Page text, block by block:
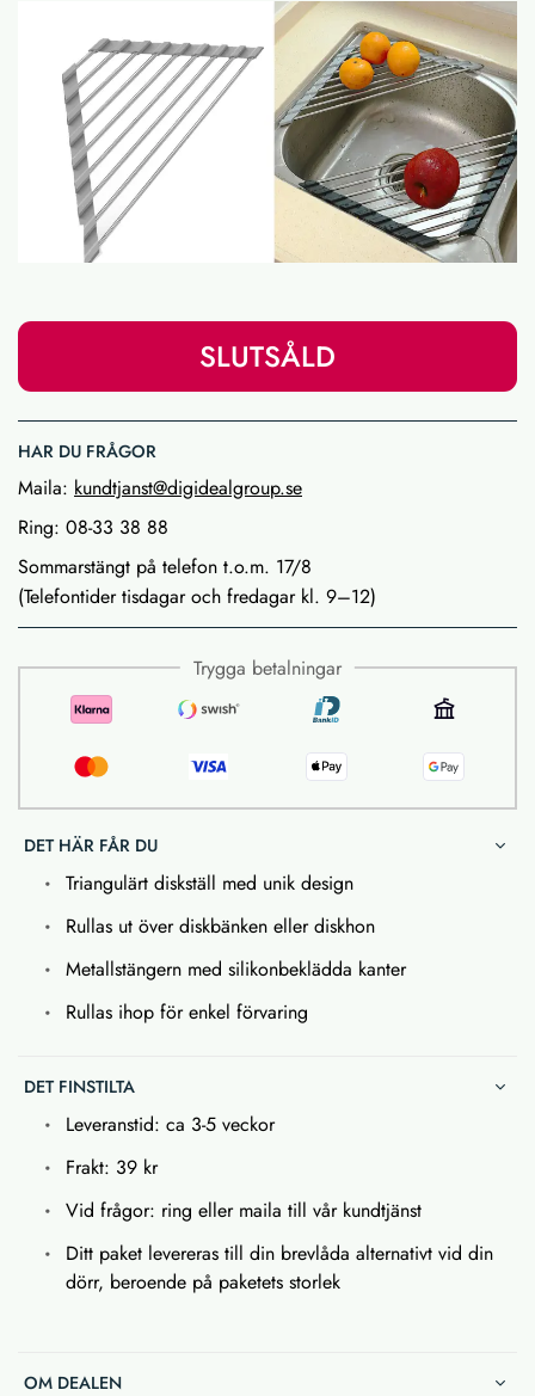
SLUTSÅLD
HAR DU FRÅGOR
Maila: kundtjanst@digidealgroup.se
Ring: 08-33 38 88
Sommarstängt på telefon t.o.m. 17/8
(Telefontider tisdagar och fredagar kl. 9–12)
Trygga betalningar
DET HÄR FÅR DU
Triangulärt diskställ med unik design
Rullas ut över diskbänken eller diskhon
Metallstängern med silikonbeklädda kanter
Rullas ihop för enkel förvaring
DET FINSTILTA
Leveranstid: ca 3-5 veckor
Frakt: 39 kr
Vid frågor: ring eller maila till vår kundtjänst
Ditt paket levereras till din brevlåda alternativt vid din
dörr, beroende på paketets storlek
OM DEALEN